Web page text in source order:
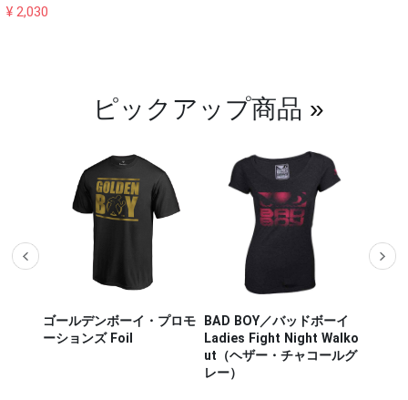
¥ 2,030
ピックアップ商品 »
BAD BOY／バッドボーイ
Ladies Fight Night Walko
Hayabusa Fightwear／ハ
ヤブサ・ファイトウェア
CHIKARA FIGHTSHORT／
チカラ ファイトショーツ